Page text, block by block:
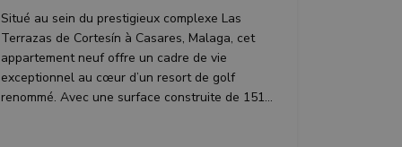
Situé au sein du prestigieux complexe Las
Terrazas de Cortesín à Casares, Malaga, cet
appartement neuf offre un cadre de vie
exceptionnel au cœur d’un resort de golf
renommé. Avec une surface construite de 151...